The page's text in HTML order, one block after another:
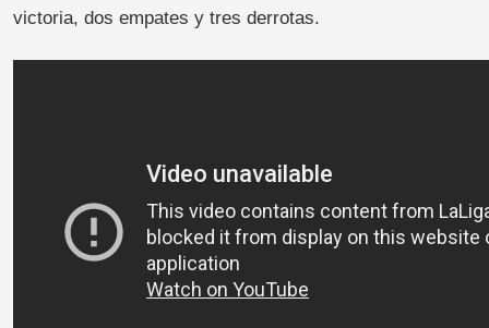
victoria, dos empates y tres derrotas.